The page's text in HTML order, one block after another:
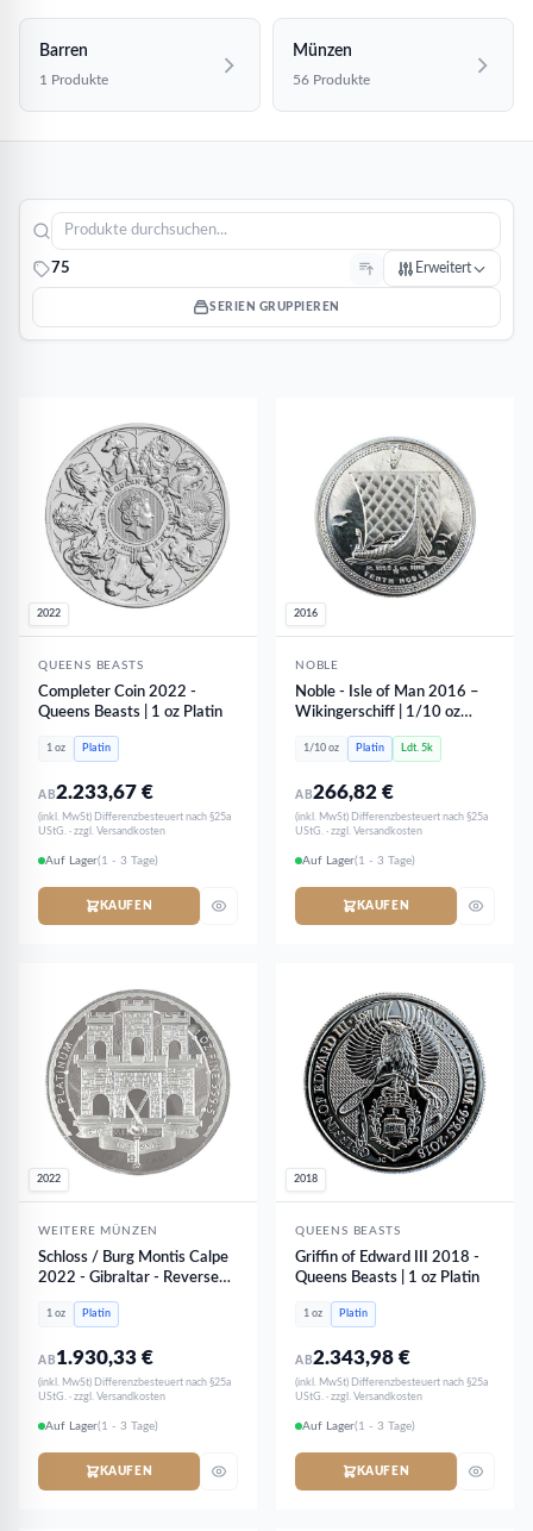
Barren
1 Produkte
Münzen
56 Produkte
75 Erweitert
SERIEN GRUPPIEREN
2022
QUEENS BEASTS
Completer Coin 2022 -
Queens Beasts | 1 oz Platin
1 oz Platin
AB2.233,67€
(inkl. MwSt) Differenzbesteuert nach §25a
UStG. · zzgl. Versandkosten
Auf Lager(1 - 3 Tage)
KAUFEN
2016
NOBLE
Noble - Isle of Man 2016 –
Wikingerschiff | 1/10 oz
1/10 oz Platin Ldt. 5k
AB266,82€
(inkl. MwSt) Differenzbesteuert nach §25a
UStG. · zzgl. Versandkosten
Auf Lager(1 - 3 Tage)
KAUFEN
2022
WEITERE MÜNZEN
Schloss / Burg Montis Calpe
2022 - Gibraltar - Reverse
PROOF PP | 1 oz Platin
1 oz Platin
AB 1.930,33€
(inkl. MwSt) Differenzbesteuert nach §25a
UStG. · zzgl. Versandkosten
Auf Lager(1 - 3 Tage)
KAUFEN
2018
QUEENS BEASTS
Griffin of Edward III 2018 -
Queens Beasts | 1 oz Platin
1 oz Platin
AB2.343,98€
(inkl. MwSt) Differenzbesteuert nach §25a
UStG. · zzgl. Versandkosten
Auf Lager(1 - 3 Tage)
KAUFEN